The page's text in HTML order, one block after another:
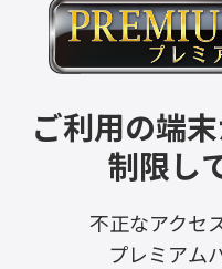
ご利用の端
制限し
不正なアクセ
プレミアム